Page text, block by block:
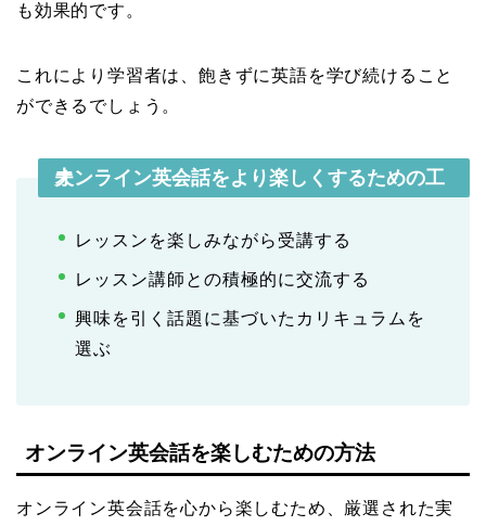
も効果的です。
これにより学習者は、飽きずに英語を学び続けること
ができるでしょう。
オンライン英会話をより楽しくするための工夫
レッスンを楽しみながら受講する
レッスン講師との積極的に交流する
興味を引く話題に基づいたカリキュラムを
選ぶ
オンライン英会話を楽しむための方法
オンライン英会話を心から楽しむため、厳選された実